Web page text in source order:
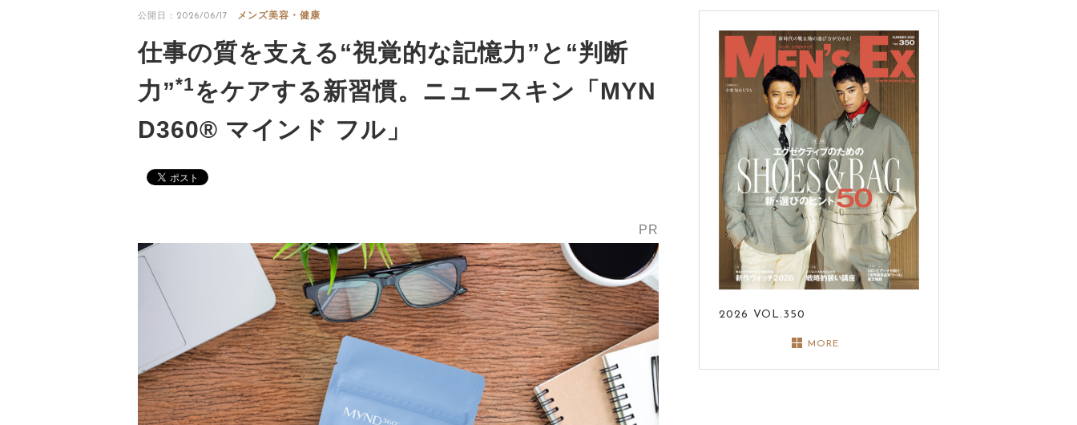
公開日：2026/06/17 メンズ美容・健康
仕事の質を支える“視覚的な記憶力”と“判断
力”*1をケアする新習慣。ニュースキン「MYN
D360® マインド フル」
PR
2026 VOL.350
MORE